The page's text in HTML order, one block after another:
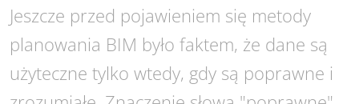
Jeszcze przed pojawieniem się metody
planowania BIM było faktem, że dane są
użyteczne tylko wtedy, gdy są poprawne i